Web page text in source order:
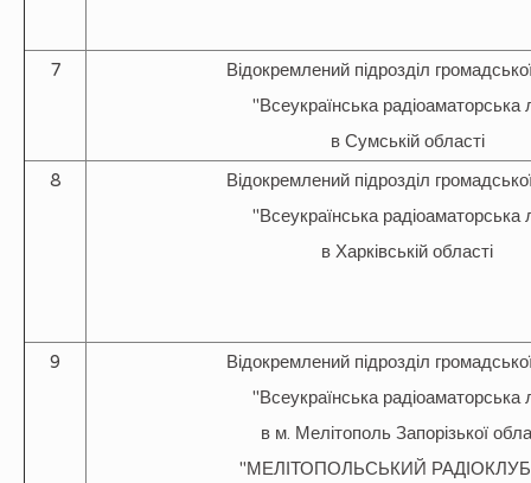
7
Відокремлений підрозділ
"Всеукраїнська радіоаматорська
в Сумській області
8
Відокремлений підрозділ
"Всеукраїнська радіоаматорська
в Харківській області
9
Відокремлений підрозділ
"Всеукраїнська радіоаматорська
в м. Мелітополь Запорізької
"МЕЛІТОПОЛЬСЬКИЙ РАДІОКЛУБ